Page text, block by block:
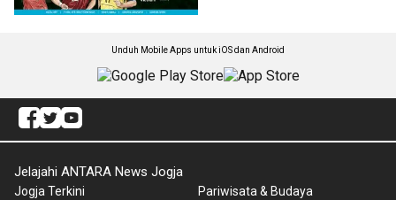
Unduh Mobile Apps untuk iOS dan Android
Jelajahi ANTARA News Jogja
Jogja Terkini
Pariwisata & Budaya